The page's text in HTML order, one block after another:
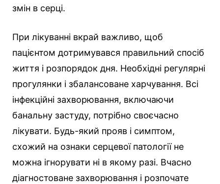
змін в серці.
При лікуванні вкрай важливо, щоб
пацієнтом дотримувався правильний спосіб
життя і розпорядок дня. Необхідні регулярні
прогулянки і збалансоване харчування. Всі
інфекційні захворювання, включаючи
банальну застуду, потрібно своєчасно
лікувати. Будь-який прояв і симптом,
схожий на ознаки серцевої патології не
можна ігнорувати ні в якому разі. Вчасно
діагностоване захворювання і розпочате